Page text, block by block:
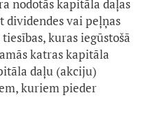
nodotās kapitāla daļas
dividendes vai peļņas
kuras iegūstošā
katras kapitāla
daļu (akciju)
kuriem pieder